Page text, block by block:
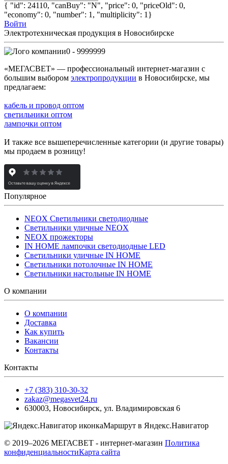
{ "id": 24110, "canBuy": "N", "price": 0, "priceOld": 0,
"economy": 0, "number": 1, "multiplicity": 1}
Войти
Электротехническая продукция в Новосибирске
0 - 9999999
«МЕГАСВЕТ» — профессиональный интернет-магазин с
большим выбором электропродукции в Новосибирске, мы
предлагаем:
кабель и провод оптом
светильники оптом
лампочки оптом
И также все вышеперечисленные категории (и другие товары)
мы продаем в розницу!
Популярное
NEOX Светильники светодиодные
Светильники уличные NEOX
NEOX прожекторы
IN HOME лампочки светодиодные LED
Светильники уличные IN HOME
Светильники потолочные IN HOME
Светильники настольные IN HOME
О компании
О компании
Доставка
Как купить
Вакансии
Контакты
Контакты
+7 (383) 310-30-32
zakaz@megasvet24.ru
630003, Новосибирск, ул. Владимировская 6
Маршрут в Яндекс.Навигатор
© 2019–2026 МЕГАСВЕТ - интернет-магазин Политика
конфиденциальностиКарта сайта